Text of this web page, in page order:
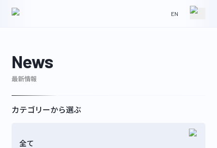
ABOUT
EN
News
最新情報
カテゴリーから選ぶ
全て